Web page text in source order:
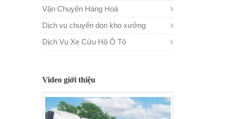
Vận Chuyển Hàng Hoá
Dịch vụ chuyển dọn kho xưởng
Dịch Vụ Xe Cứu Hộ Ô Tô
Video giới thiệu